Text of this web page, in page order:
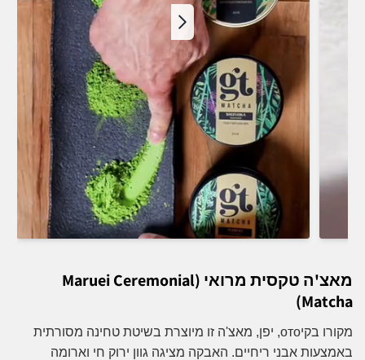
מאצ'ה טקסית מרואי (Maruei Ceremonial
Matcha)
מקורו בקיото, יפן, מאצ'ה זו מיוצרת בשיטת טחינה מסורתית
באמצעות אבני ריחיים. האבקה מציגה גוון ירוק חי וארומה